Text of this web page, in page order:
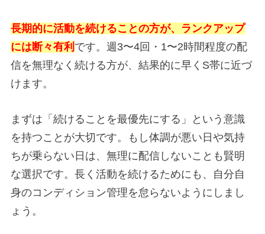
長期的に活動を続けることの方が、ランクアップ
には断々有利 です。週3〜4回・1〜2時間程度の配
信を無理なく続ける方が、結果的に早くS帯に近づ
けます。
まずは「続けることを最優先にする」という意識
を持つことが大切です。もし体調が悪い日や気持
ちが乗らない日は、無理に配信しないことも賢明
な選択です。長く活動を続けるためにも、自分自
身のコンディション管理を怠らないようにしまし
ょう。